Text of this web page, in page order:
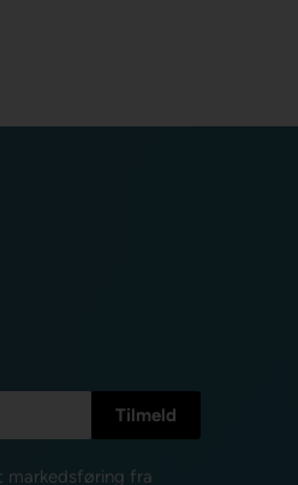
markedsføring fra